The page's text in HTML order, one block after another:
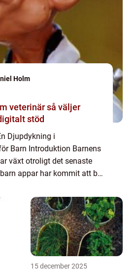
Holm
så väljer
stöd
Djupdykning i
Barn Introduktion Barnens
växt otroligt det senaste
appar har kommit att bli
en grundlig översikt...
15 december 2025